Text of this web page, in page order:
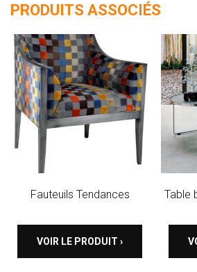
PRODUITS ASSOCIÉS
Fauteuils Tendances
VOIR LE PRODUIT ›
Table